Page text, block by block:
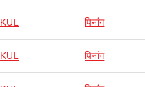
KUL पिनांग
KUL पिनांग